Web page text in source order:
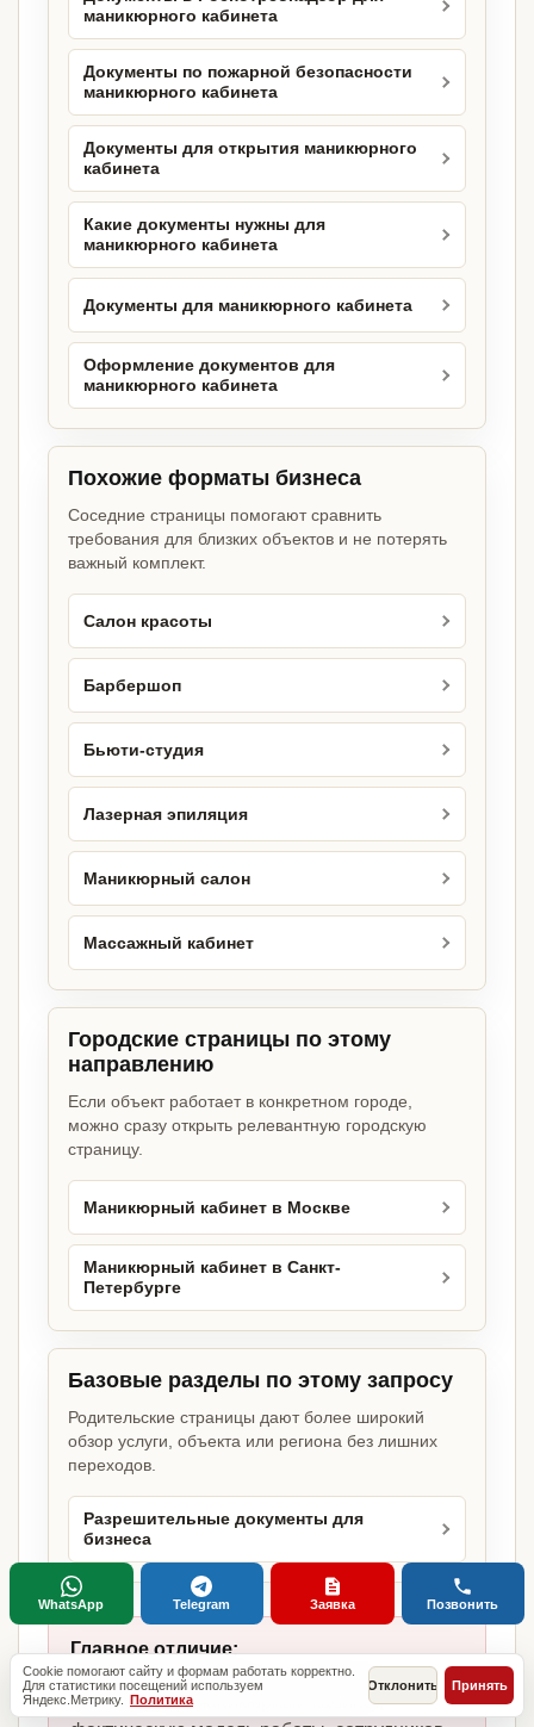
маникюрного кабинета
Документы по пожарной безопасности
маникюрного кабинета
Документы для открытия маникюрного
кабинета
Какие документы нужны для
маникюрного кабинета
Документы для маникюрного кабинета
Оформление документов для
маникюрного кабинета
Похожие форматы бизнеса
Соседние страницы помогают сравнить
требования для близких объектов и не потерять
важный комплект.
Салон красоты
Барбершоп
Бьюти-студия
Лазерная эпиляция
Маникюрный салон
Массажный кабинет
Городские страницы по этому
направлению
Если объект работает в конкретном городе,
можно сразу открыть релевантную городскую
страницу.
Маникюрный кабинет в Москве
Маникюрный кабинет в Санкт-
Петербурге
Базовые разделы по этому запросу
Родительские страницы дают более широкий
обзор услуги, объекта или региона без лишних
переходов.
Разрешительные документы для
бизнеса
Главное отличие:
не копируем шаблоны, а собираем
комплект под маникюрный кабинет,
Cookie помогают сайту и формам работать корректно.
Для статистики посещений используем
Яндекс.Метрику. Политика
Отклонить Принять
WhatsApp Telegram Заявка Позвонить